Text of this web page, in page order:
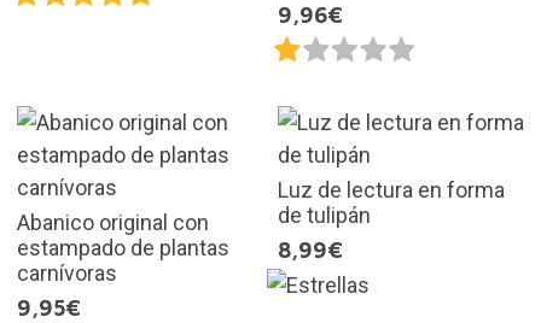
9,96€
Abanico original con
estampado de plantas
carnívoras
9,95€
Luz de lectura en forma
de tulipán
8,99€